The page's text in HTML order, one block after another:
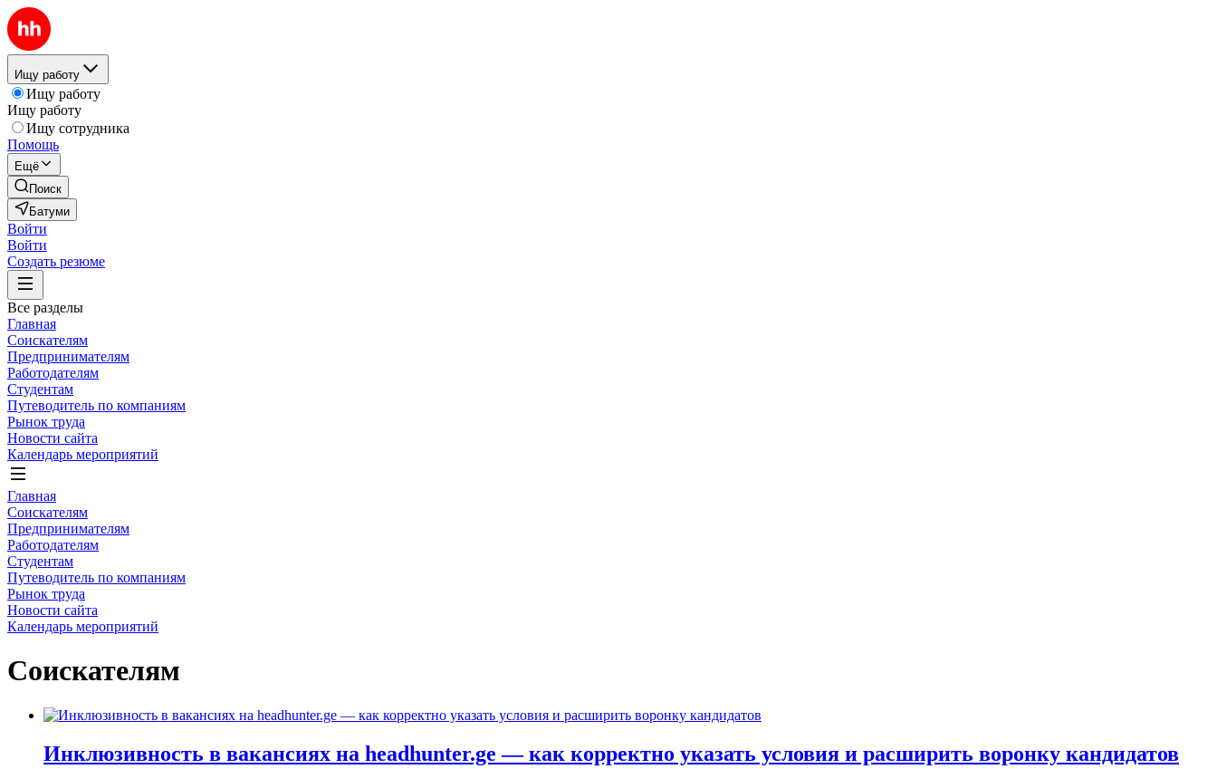
Ищу работу
Ищу работу
Ищу работу
Ищу сотрудника
Помощь
Ещё
Поиск
Батуми
Войти
Войти
Создать резюме
Все разделы
Главная
Соискателям
Предпринимателям
Работодателям
Студентам
Путеводитель по компаниям
Рынок труда
Новости сайта
Календарь мероприятий
Главная
Соискателям
Предпринимателям
Работодателям
Студентам
Путеводитель по компаниям
Рынок труда
Новости сайта
Календарь мероприятий
Соискателям
Инклюзивность в вакансиях на headhunter.ge — как корректно указать условия и расширить воронку кандидатов